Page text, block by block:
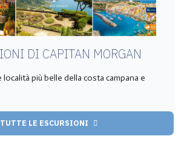
DI CAPITAN MORGAN
località più belle della costa campana e
TUTTE LE ESCURSIONI